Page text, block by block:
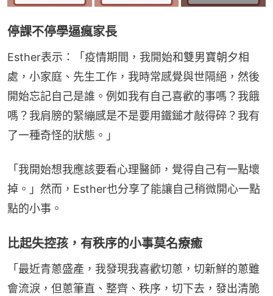
停課不停學逼瘋家長
Esther表示：「疫情期間，我開始和雙男寶朝夕相
處，小家庭、先生工作，我時常感覺與世隔絕，然後
開始忘記自己是誰。例如我有自己喜歡的事嗎？我餓
嗎？我肩膀的緊繃感是不是要用鐵鎚才敲得碎？我有
了一種奇怪的狀態。」
「我開始想我應該要看心理醫師，覺得自己有一點壞
掉。」然而，Esther也分享了能讓自己稍微開心一點
點的小事。
比起失控孩，有秩序的小事莫名療癒
「最近青蔥盛產，我發現我喜歡切蔥，切新鮮的蔥雖
會流淚，但蔥筆直、整齊、秩序，切下去，發出清脆